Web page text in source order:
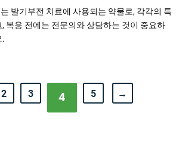
발기부전 치료에 사용되는 약물로, 각각의 특
복용 전에는 전문의와 상담하는 것이 중요하
.
2 3 4 5 →